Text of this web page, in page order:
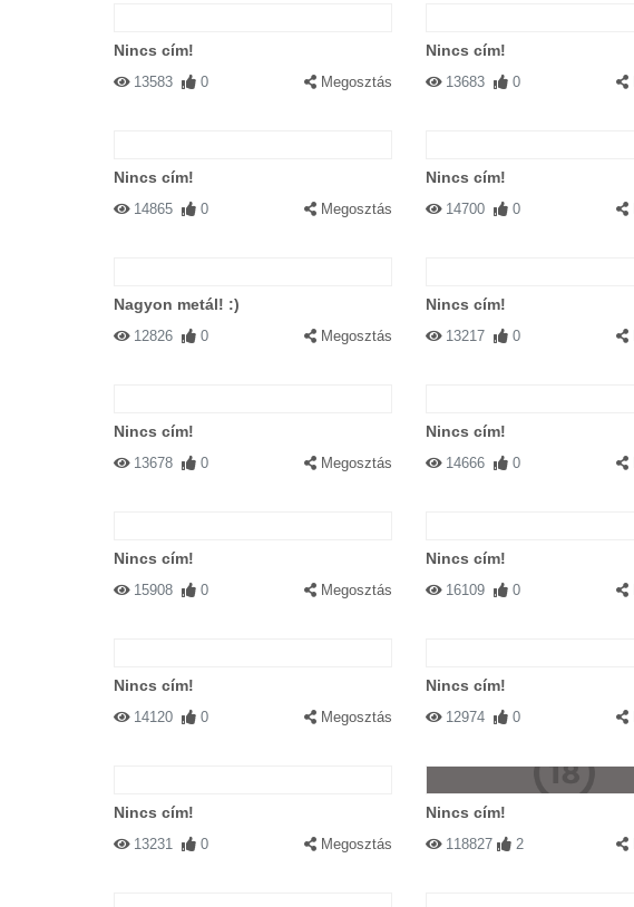
Nincs cím!
13583 0 Megosztás
Nincs cím!
13683 0
Nincs cím!
14865 0 Megosztás
Nincs cím!
14700 0
Nagyon metál! :)
12826 0 Megosztás
Nincs cím!
13217 0
Nincs cím!
13678 0 Megosztás
Nincs cím!
14666 0
Nincs cím!
15908 0 Megosztás
Nincs cím!
16109 0
Nincs cím!
14120 0 Megosztás
Nincs cím!
12974 0
Nincs cím!
13231 0 Megosztás
Nincs cím!
118827 2